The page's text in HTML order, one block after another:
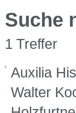
Suche
1 Treffer
Auxilia
Walter